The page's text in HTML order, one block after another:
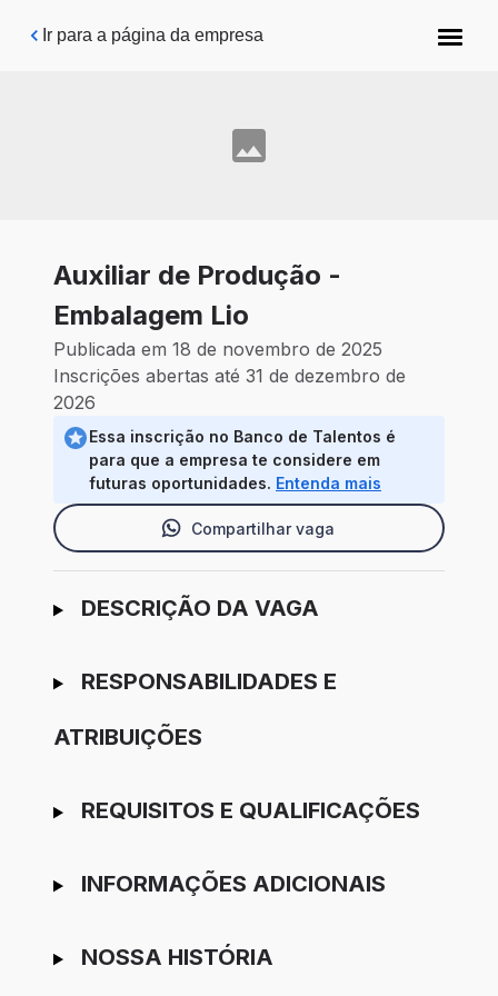
Pular para o conteúdo principal
Ir para a página da empresa
Auxiliar de Produção -
Embalagem Lio
Publicada em 18 de novembro de 2025
Inscrições abertas até 31 de dezembro de
2026
Essa inscrição no Banco de Talentos é
para que a empresa te considere em
futuras oportunidades. Entenda mais
Compartilhar vaga
Ir para candidatura
DESCRIÇÃO DA VAGA
RESPONSABILIDADES E
ATRIBUIÇÕES
REQUISITOS E QUALIFICAÇÕES
INFORMAÇÕES ADICIONAIS
NOSSA HISTÓRIA